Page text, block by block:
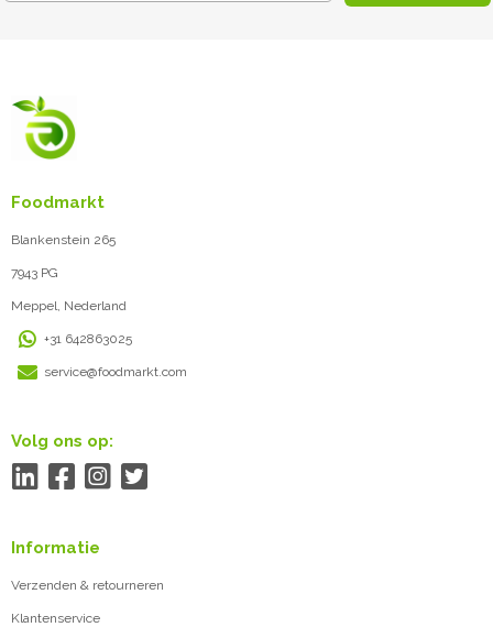
Foodmarkt
Blankenstein 265
7943 PG
Meppel, Nederland
+31 642863025
service@foodmarkt.com
Volg ons op:
Informatie
Verzenden & retourneren
Klantenservice